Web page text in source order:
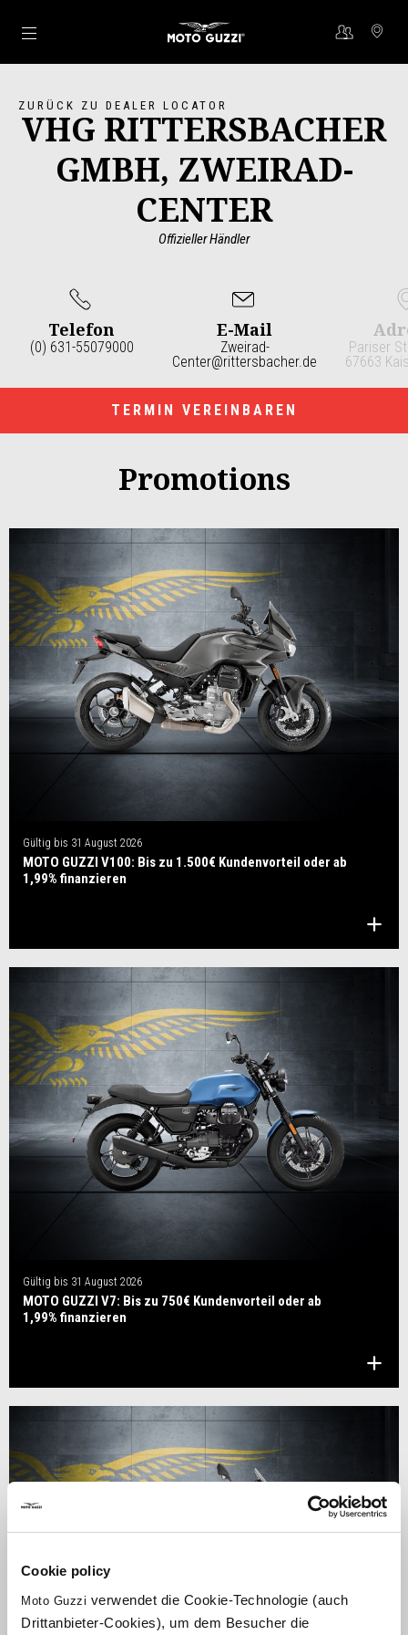
Cookie policy
Moto Guzzi verwendet die Cookie-Technologie (auch
Drittanbieter-Cookies), um dem Besucher die
Skip to content
ZURÜCK ZU DEALER LOCATOR
VHG RITTERSBACHER
GMBH, ZWEIRAD-
CENTER
Offizieller Händler
Telefon
(0) 631-55079000
E-Mail
Zweirad-
Center@rittersbacher.de
Pariser
67663
of
TERMIN VEREINBAREN
Promotions
Gültig bis 31 August 2026
MOTO GUZZI V100: Bis zu 1.500€ Kundenvorteil oder ab
1,99% finanzieren
Gültig bis 31 August 2026
MOTO GUZZI V7: Bis zu 750€ Kundenvorteil oder ab
1,99% finanzieren